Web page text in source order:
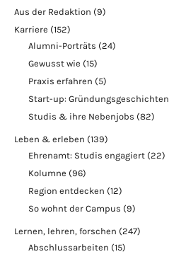
Aus der Redaktion (9)
Karriere (152)
Alumni-Porträts (24)
Gewusst wie (15)
Praxis erfahren (5)
Start-up: Gründungsgeschichten
Studis & ihre Nebenjobs (82)
Leben & erleben (139)
Ehrenamt: Studis engagiert (22)
Kolumne (96)
Region entdecken (12)
So wohnt der Campus (9)
Lernen, lehren, forschen (247)
Abschlussarbeiten (15)